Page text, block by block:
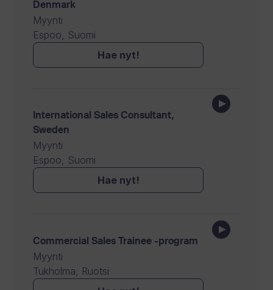
Denmark
Myynti
Espoo, Suomi
Hae nyt!
International Sales Consultant,
Sweden
Myynti
Espoo, Suomi
Hae nyt!
Commercial Sales Trainee -program
Myynti
Tukholma, Ruotsi